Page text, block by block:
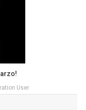
User